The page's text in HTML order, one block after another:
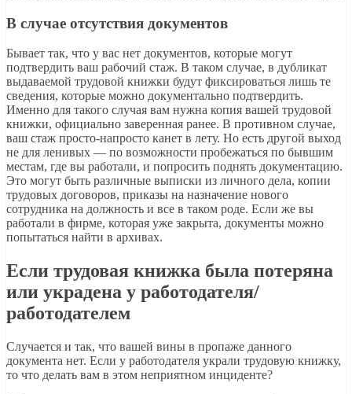
В случае отсутствия документов
Бывает так, что у вас нет документов, которые могут
подтвердить ваш рабочий стаж. В таком случае, в дубликат
выдаваемой трудовой книжки будут фиксироваться лишь те
сведения, которые можно документально подтвердить.
Именно для такого случая вам нужна копия вашей трудовой
книжки, официально заверенная ранее. В противном случае,
ваш стаж просто-напросто канет в лету. Но есть другой выход
не для ленивых — по возможности пробежаться по бывшим
местам, где вы работали, и попросить поднять документацию.
Это могут быть различные выписки из личного дела, копии
трудовых договоров, приказы на назначение нового
сотрудника на должность и все в таком роде. Если же вы
работали в фирме, которая уже закрыта, документы можно
попытаться найти в архивах.
Если трудовая книжка была потеряна
или украдена у работодателя/
работодателем
Случается и так, что вашей вины в пропаже данного
документа нет. Если у работодателя украли трудовую книжку,
то что делать вам в этом неприятном инциденте?